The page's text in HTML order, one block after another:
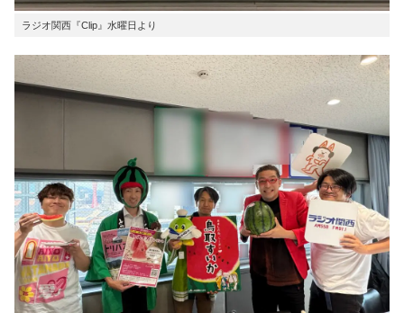
ラジオ関西『Clip』水曜日より